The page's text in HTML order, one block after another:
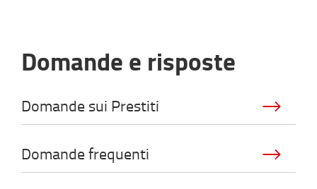
Domande e risposte
Domande sui Prestiti
Domande frequenti